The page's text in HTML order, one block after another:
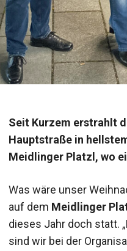
Seit Kurzem erstrahlt
Hauptstraße in
Meidlinger Platzl, wo
Was wäre unser
auf dem Meidlinger
dieses Jahr doch statt.
sind wir bei der